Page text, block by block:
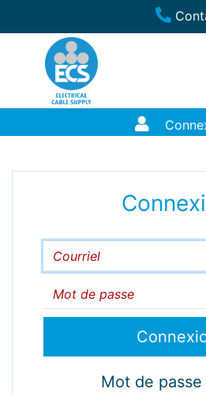
Courriel
Mot de passe
Mot de